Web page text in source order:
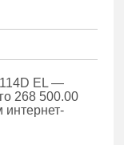
EL —
268 500.00